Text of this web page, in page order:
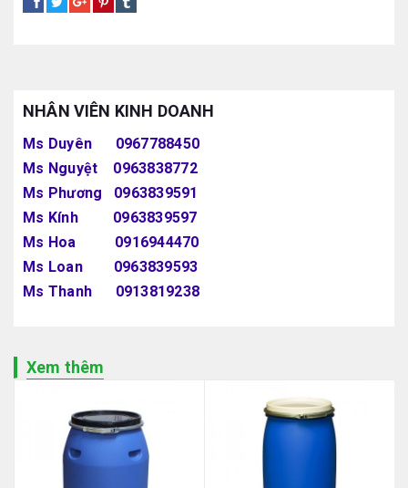
NHÂN VIÊN KINH DOANH
Ms Duyên 0967788450
Ms Nguyệt 0963838772
Ms Phương 0963839591
Ms Kính 0963839597
Ms Hoa 0916944470
Ms Loan 0963839593
Ms Thanh 0913819238
Xem thêm